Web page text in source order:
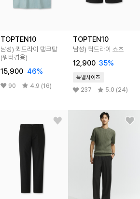
TOPTEN10
남성) 퀵드라이 탱크탑
(워터겸용)
15,900 46%
90 4.9 (16)
TOPTEN10
남성) 퀵드라이 쇼츠
12,900 35%
특별사이즈
237 5.0 (24)